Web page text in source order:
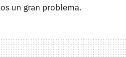
un gran problema.